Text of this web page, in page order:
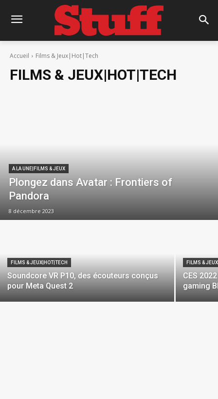
Accueil Films & Jeux|Hot|Tech
FILMS & JEUX|HOT|TECH
A LA UNE|FILMS & JEUX
Plongez dans Avatar : Frontiers of
Pandora
8 décembre 2023
FILMS & JEUX|HOT|TECH
Soundcore VR P10, des écouteurs conçus
pour Meta Quest 2
FILMS &
CES
gaming